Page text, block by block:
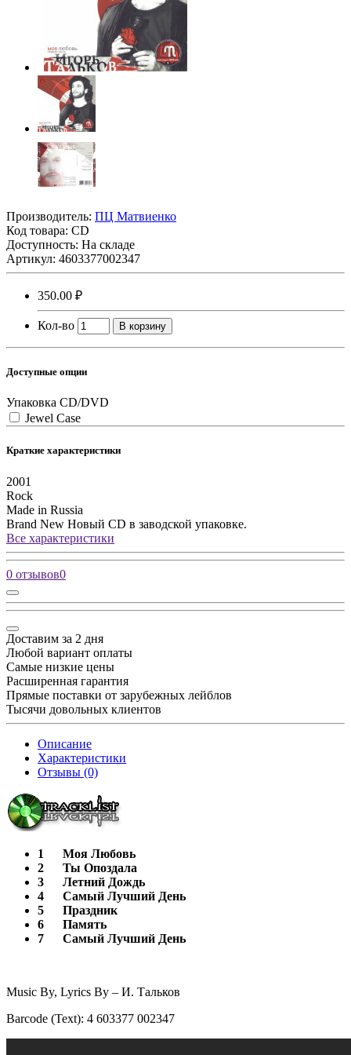
Производитель: ПЦ Матвиенко
Код товара: CD
Доступность: На складе
Артикул: 4603377002347
350.00 ₽
Кол-во В корзину
Доступные опции
Упаковка CD/DVD
Jewel Case
Краткие характеристики
2001
Rock
Made in Russia
Brand New Новый CD в заводской упаковке.
Все характеристики
0 отзывов0
Доставим за 2 дня
Любой вариант оплаты
Самые низкие цены
Расширенная гарантия
Прямые поставки от зарубежных лейблов
Тысячи довольных клиентов
Описание
Характеристики
Отзывы (0)
1
Моя Любовь
2
Ты Опоздала
3
Летний Дождь
4
Самый Лучший День
5
Праздник
6
Память
7
Самый Лучший День
Music By, Lyrics By – И. Тальков
Barcode (Text): 4 603377 002347